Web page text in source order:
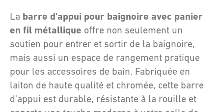
La barre d'appui pour baignoire avec panier
en fil métallique offre non seulement un
soutien pour entrer et sortir de la baignoire,
mais aussi un espace de rangement pratique
pour les accessoires de bain. Fabriquée en
laiton de haute qualité et chromée, cette barre
d'appui est durable, résistante à la rouille et